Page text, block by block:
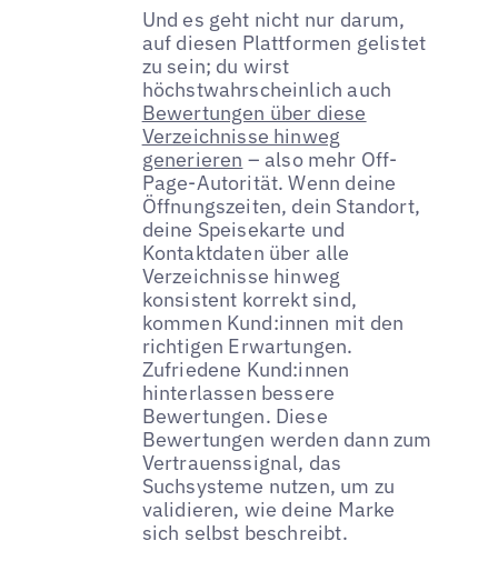
Und es geht nicht nur darum,
auf diesen Plattformen gelistet
zu sein; du wirst
höchstwahrscheinlich auch
Bewertungen über diese
Verzeichnisse hinweg
generieren – also mehr Off-
Page-Autorität. Wenn deine
Öffnungszeiten, dein Standort,
deine Speisekarte und
Kontaktdaten über alle
Verzeichnisse hinweg
konsistent korrekt sind,
kommen Kund:innen mit den
richtigen Erwartungen.
Zufriedene Kund:innen
hinterlassen bessere
Bewertungen. Diese
Bewertungen werden dann zum
Vertrauenssignal, das
Suchsysteme nutzen, um zu
validieren, wie deine Marke
sich selbst beschreibt.